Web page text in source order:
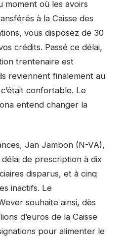
moment où les avoirs
à la Caisse des
vous disposez de 30
crédits. Passé ce délai,
trentenaire est
reviennent finalement au
confortable. Le
entend changer la
Jan Jambon (N-VA),
de prescription à dix
disparus, et à cinq
inactifs. Le
souhaite ainsi, dès
d’euros de la Caisse
pour alimenter le